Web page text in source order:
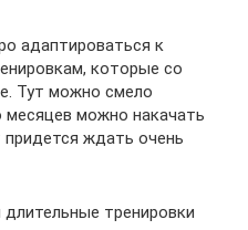
адаптироваться к
которые со
Тут можно смело
месяцев можно накачать
придется ждать очень
тренировки